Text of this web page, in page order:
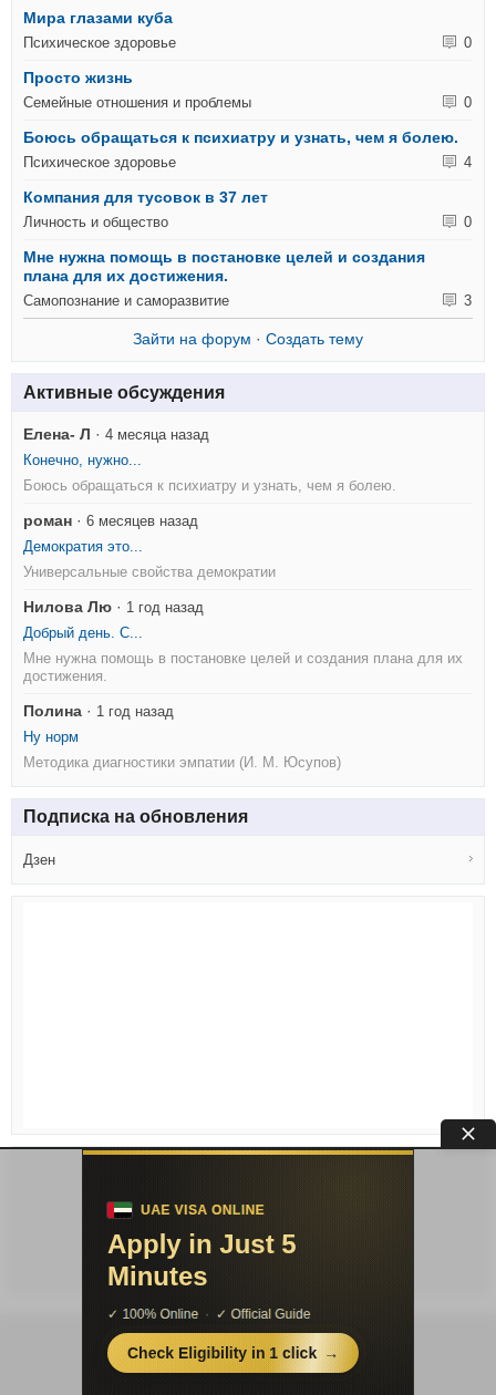
Мира глазами куба
Психическое здоровье 0
Просто жизнь
Семейные отношения и проблемы 0
Боюсь обращаться к психиатру и узнать, чем я болею.
Психическое здоровье 4
Компания для тусовок в 37 лет
Личность и общество 0
Мне нужна помощь в постановке целей и создания
плана для их достижения.
Самопознание и саморазвитие 3
Зайти на форум · Создать тему
Активные обсуждения
Елена- Л ·4 месяца назад
Конечно, нужно...
Боюсь обращаться к психиатру и узнать, чем я болею.
роман ·6 месяцев назад
Демократия это...
Универсальные свойства демократии
Нилова Лю · 1 год назад
Добрый день. С...
Мне нужна помощь в постановке целей и создания плана для их
достижения.
Полина · 1 год назад
Ну норм
Методика диагностики эмпатии (И. М. Юсупов)
Подписка на обновления
Дзен
Условия публикации|Контакты|Про
проект|Соглашение| Конфиденциальность